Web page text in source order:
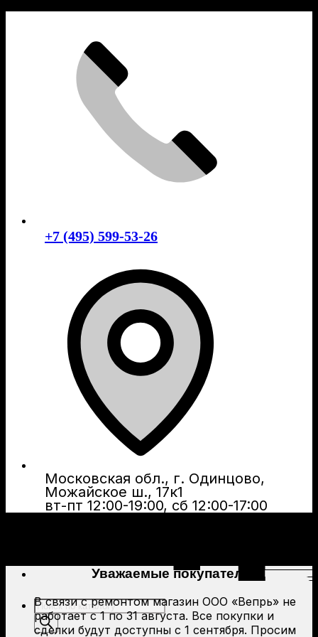
+7 (495) 599-53-26
Московская обл., г. Одинцово,
Можайское ш., 17к1
вт-пт 12:00-19:00, сб 12:00-17:00
Поиск
товаров
Уважаемые покупатели!
В связи с ремонтом магазин ООО «Вепрь» не
работает с 1 по 31 августа. Все покупки и
сделки будут доступны с 1 сентября. Просим